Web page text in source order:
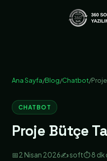
Ana Sayfa/Blog/Chatbot/
CHATBOT
Proje Bütçe
📅2 Nisan 2026✍️ soft⏱️ 8 dk